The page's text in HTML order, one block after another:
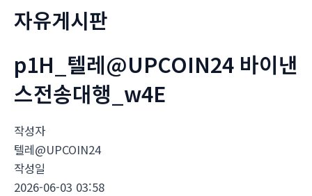
자유게시판
p1H_텔레@UPCOIN24 바이낸
스전송대행_w4E
작성자
텔레@UPCOIN24
작성일
2026-06-03 03:58